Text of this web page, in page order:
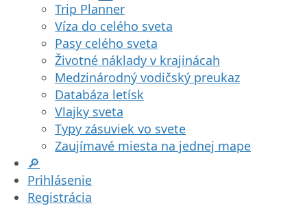
Trip Planner
Víza do celého sveta
Pasy celého sveta
Životné náklady v krajinácah
Medzinárodný vodičský preukaz
Databáza letísk
Vlajky sveta
Typy zásuviek vo svete
Zaujímavé miesta na jednej mape
🔎
Prihlásenie
Registrácia